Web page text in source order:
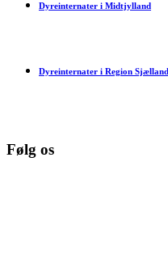
Dyreinternater i Midtjylland
Dyreinternater i Region Sjælland
Følg os